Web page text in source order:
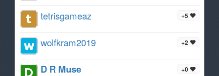
+5
tetrisgameaz
+2
wolfkram2019
+0
D R Muse